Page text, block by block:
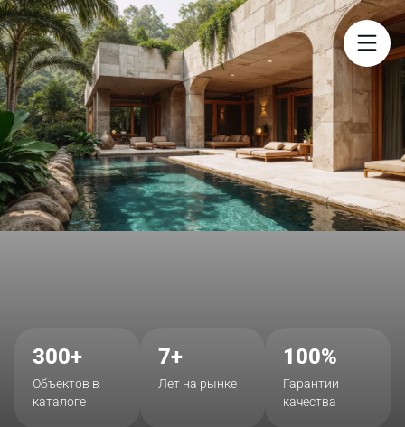
$
300+
Объектов в
каталоге
7+
Лет на рынке
100%
Гарантии
качества